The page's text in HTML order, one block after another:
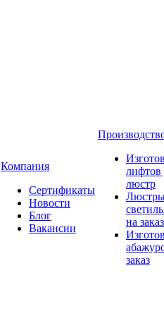
Компания
Сертификаты
Новости
Блог
Вакансии
лифтов
люстр
на заказ
заказ